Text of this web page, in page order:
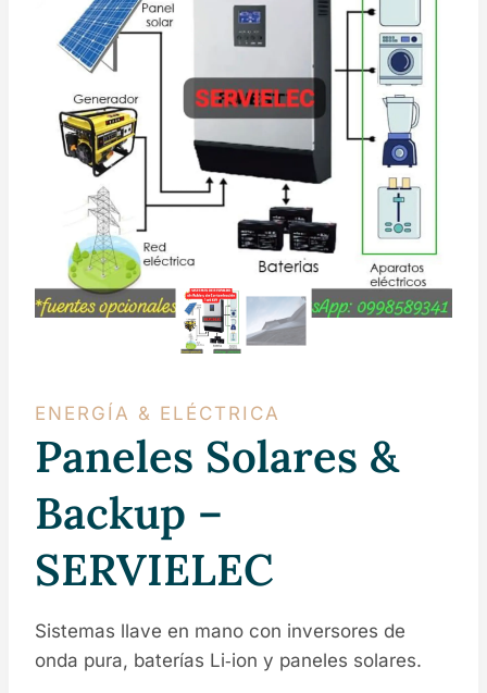
ENERGÍA & ELÉCTRICA
Paneles Solares &
Backup –
SERVIELEC
Sistemas llave en mano con inversores de
onda pura, baterías Li‑ion y paneles solares.